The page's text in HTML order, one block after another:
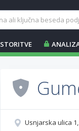
STORITVE
Usnjarska ulica